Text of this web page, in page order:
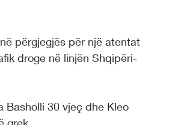
përgjegjës për një atentat
droge në linjën Shqipëri-
Basholli 30 vjeç dhe Kleo